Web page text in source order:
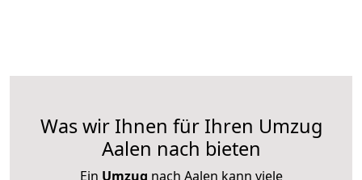
Was wir Ihnen für Ihren Umzug
Aalen nach bieten
Ein Umzug nach Aalen kann viele